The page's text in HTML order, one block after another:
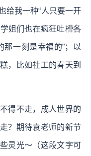
我一种“人只要一开
姐们也在疯狂吐槽各
那一刻是幸福的”；以
，比如社工的春天到
得不走，成人世界的
？期待袁老师的新节
灵光～（这段文字可